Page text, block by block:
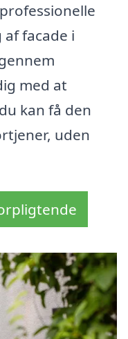
facade i
med at
kan få den
uden